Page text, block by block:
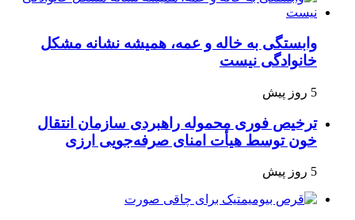
وابستگی به خاله و عمه، همیشه نشانه مشکل
خانوادگی نیست
5 روز پیش
ترخیص فوری محموله راهبردی سازمان انتقال
خون توسط هیأت امنای صرفه‌جویی ارزی
5 روز پیش